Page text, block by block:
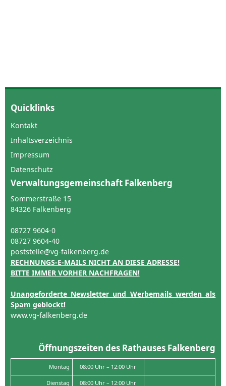
Quicklinks
Kontakt
Inhaltsverzeichnis
Impressum
Datenschutz
Verwaltungsgemeinschaft Falkenberg
Sommerstraße 15
84326 Falkenberg
08727 9604-0
08727 9604-40
poststelle@vg-falkenberg.de
RECHNUNGS-E-MAILS NICHT AN DIESE ADRESSE!
BITTE IMMER VORHER NACHFRAGEN!
Unangeforderte Newsletter und Werbemails werden als
Spam geblockt!
www.vg-falkenberg.de
Öffnungszeiten des Rathauses Falkenberg
Montag 08:00 Uhr – 12:00 Uhr
Dienstag 08:00 Uhr – 12:00 Uhr